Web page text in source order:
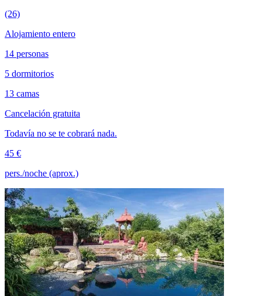
(26)
Alojamiento entero
14 personas
5 dormitorios
13 camas
Cancelación gratuita
Todavía no se te cobrará nada.
45 €
pers./noche (aprox.)